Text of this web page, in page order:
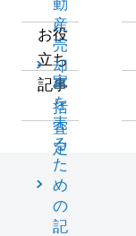
動
産
売
却
一
括
査
定
お役
立ち
記事
家
を
売
る
た
め
の
記